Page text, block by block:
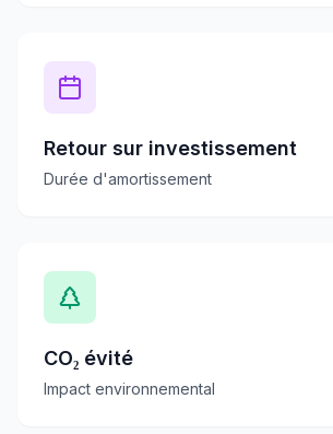
Retour sur investissement
Durée d'amortissement
CO₂ évité
Impact environnemental